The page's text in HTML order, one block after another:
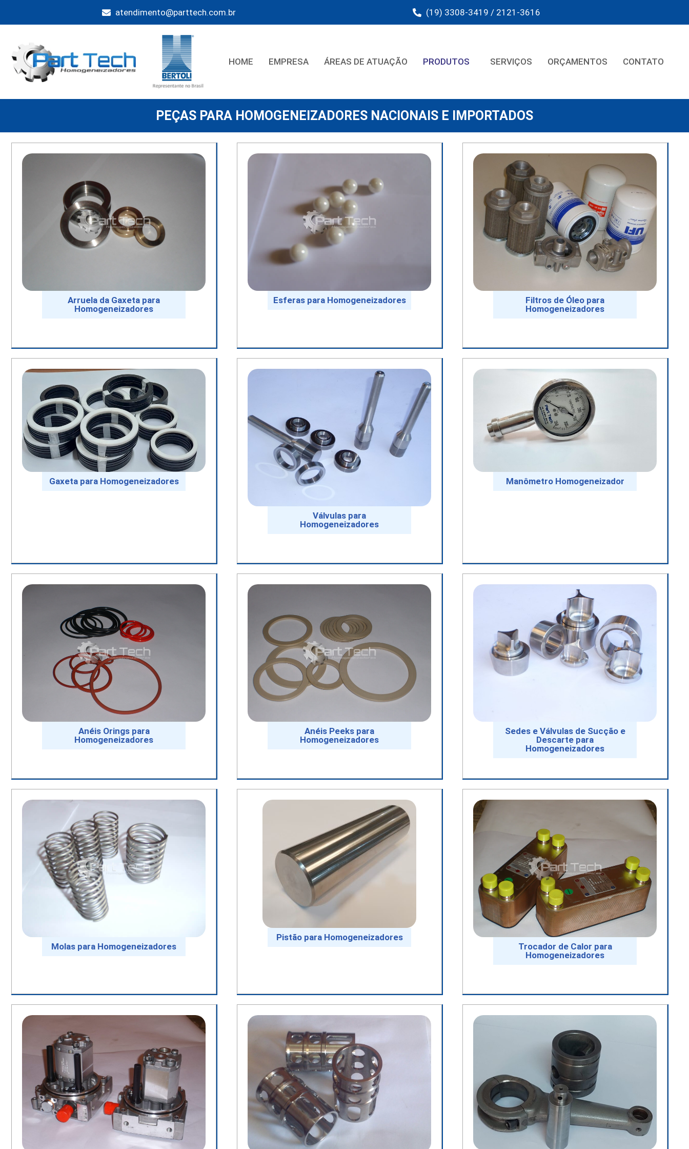
o
conteúdo
atendimento@parttech.com.br (19) 3308-3419 / 2121-3616
HOME EMPRESA ÁREAS DE ATUAÇÃO PRODUTOS SERVIÇOS ORÇAMENTOS CONTATO
PEÇAS PARA HOMOGENEIZADORES NACIONAIS E IMPORTADOS
Arruela da Gaxeta para
Homogeneizadores
Esferas para Homogeneizadores
Filtros de Óleo para
Homogeneizadores
Gaxeta para Homogeneizadores
Válvulas para
Homogeneizadores
Manômetro Homogeneizador
Anéis Orings para
Homogeneizadores
Anéis Peeks para
Homogeneizadores
Sedes e Válvulas de Sucção e
Descarte para
Homogeneizadores
Molas para Homogeneizadores
Pistão para Homogeneizadores
Trocador de Calor para
Homogeneizadores